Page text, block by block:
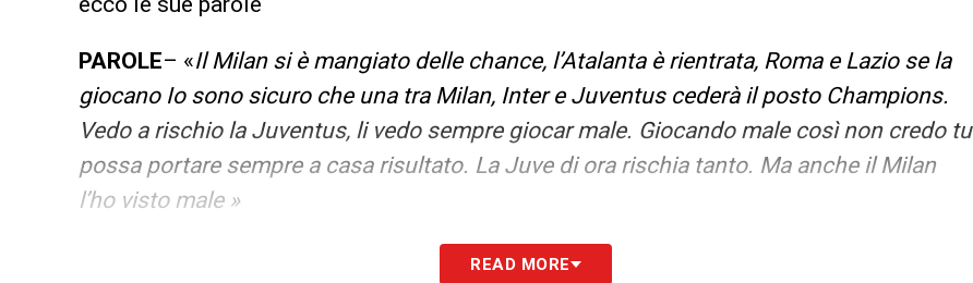
PAROLE– «Il Milan si è mangiato delle chance, l’Atalanta è rientrata, Roma e Lazio se la
giocano Io sono sicuro che una tra Milan, Inter e Juventus cederà il posto Champions.
Vedo a rischio la Juventus, li vedo sempre giocar male. Giocando male così non credo tu
possa portare sempre a casa risultato. La Juve di ora rischia tanto. Ma anche il Milan
l’ho visto male »
LA PLAYLIST DELLE NOSTRE TOP NEWSREAD MORE